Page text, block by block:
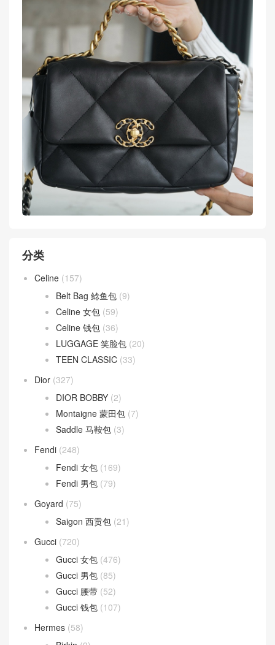
分类
Celine (157)
Belt Bag 鲶鱼包 (9)
Celine 女包 (59)
Celine 钱包 (36)
LUGGAGE 笑脸包 (20)
TEEN CLASSIC (33)
Dior (327)
DIOR BOBBY (2)
Montaigne 蒙田包 (7)
Saddle 马鞍包 (3)
Fendi (248)
Fendi 女包 (169)
Fendi 男包 (79)
Goyard (75)
Saigon 西贡包 (21)
Gucci (720)
Gucci 女包 (476)
Gucci 男包 (85)
Gucci 腰带 (52)
Gucci 钱包 (107)
Hermes (58)